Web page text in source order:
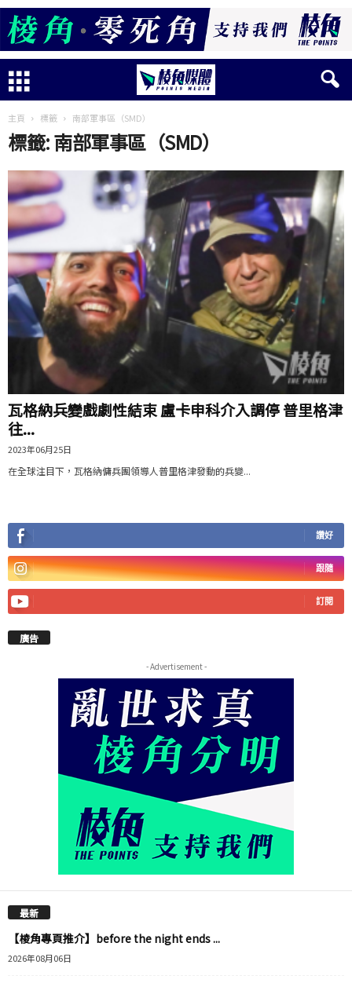
主頁 標籤 南部軍事區（SMD）
標籤: 南部軍事區（SMD）
瓦格納兵變戲劇性結束 盧卡申科介入調停 普里格津
往...
2023年06月25日
在全球注目下，瓦格納傭兵團領導人普里格津發動的兵變...
讚好
跟隨
訂閱
廣告
- Advertisement -
最新
【棱角專頁推介】before the night ends ...
2026年08月06日